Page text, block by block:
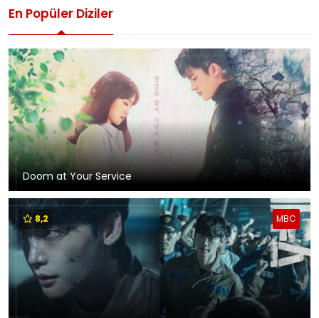
En Popüler Diziler
Doom at Your Service
MBC
8,2